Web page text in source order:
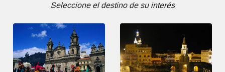
Seleccione el destino de su interés